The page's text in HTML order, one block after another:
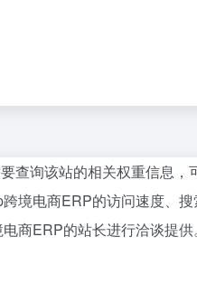
查询该站的相关权重信息，
境电商ERP的访问速度、
商ERP的站长进行洽谈提